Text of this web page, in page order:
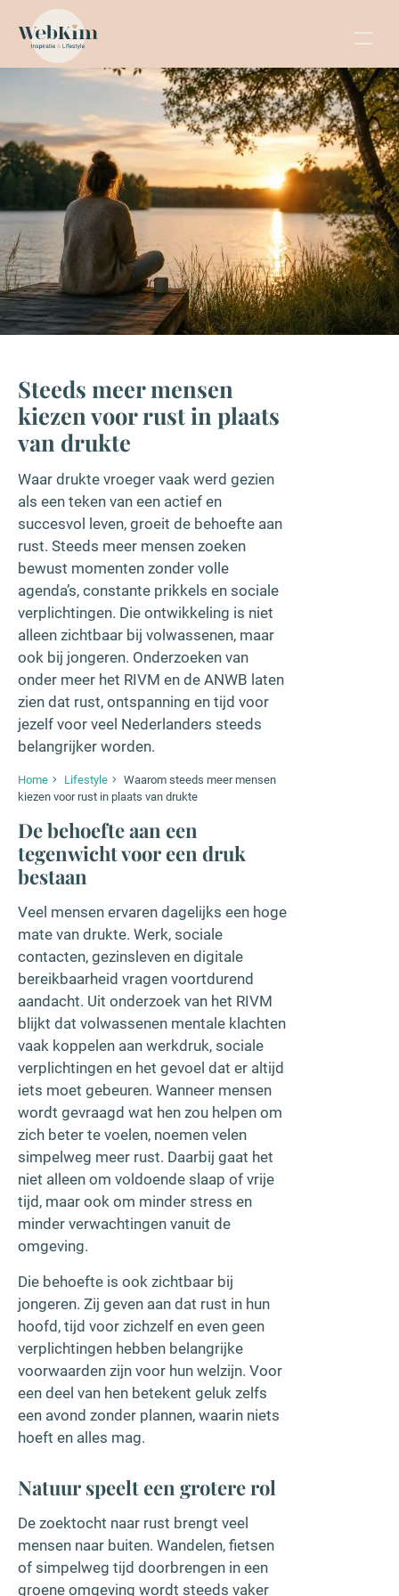
Steeds meer mensen
kiezen voor rust in plaats
van drukte
Waar drukte vroeger vaak werd gezien
als een teken van een actief en
succesvol leven, groeit de behoefte aan
rust. Steeds meer mensen zoeken
bewust momenten zonder volle
agenda’s, constante prikkels en sociale
verplichtingen. Die ontwikkeling is niet
alleen zichtbaar bij volwassenen, maar
ook bij jongeren. Onderzoeken van
onder meer het RIVM en de ANWB laten
zien dat rust, ontspanning en tijd voor
jezelf voor veel Nederlanders steeds
belangrijker worden.
Home Lifestyle
Waarom steeds meer mensen
kiezen voor rust in plaats van drukte
De behoefte aan een
tegenwicht voor een druk
bestaan
Veel mensen ervaren dagelijks een hoge
mate van drukte. Werk, sociale
contacten, gezinsleven en digitale
bereikbaarheid vragen voortdurend
aandacht. Uit onderzoek van het RIVM
blijkt dat volwassenen mentale klachten
vaak koppelen aan werkdruk, sociale
verplichtingen en het gevoel dat er altijd
iets moet gebeuren. Wanneer mensen
wordt gevraagd wat hen zou helpen om
zich beter te voelen, noemen velen
simpelweg meer rust. Daarbij gaat het
niet alleen om voldoende slaap of vrije
tijd, maar ook om minder stress en
minder verwachtingen vanuit de
omgeving.
Die behoefte is ook zichtbaar bij
jongeren. Zij geven aan dat rust in hun
hoofd, tijd voor zichzelf en even geen
verplichtingen hebben belangrijke
voorwaarden zijn voor hun welzijn. Voor
een deel van hen betekent geluk zelfs
een avond zonder plannen, waarin niets
hoeft en alles mag.
Natuur speelt een grotere rol
De zoektocht naar rust brengt veel
mensen naar buiten. Wandelen, fietsen
of simpelweg tijd doorbrengen in een
groene omgeving wordt steeds vaker